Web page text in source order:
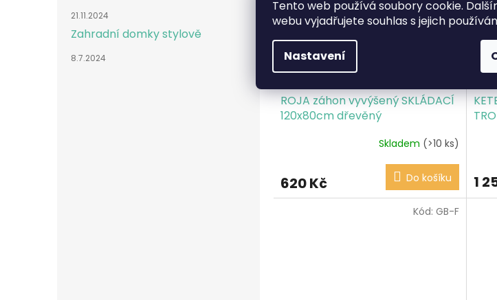
Tento web používá soubory cookie.
webu vyjadřujete souhlas s jejich
Nastavení
21.11.2024
Zahradní domky stylově
8.7.2024
ROJA záhon vyvýšený SKLÁDACÍ
120x80cm dřevěný
Skladem (>10 ks)
620 Kč Do košíku 1
Kód: GB-F